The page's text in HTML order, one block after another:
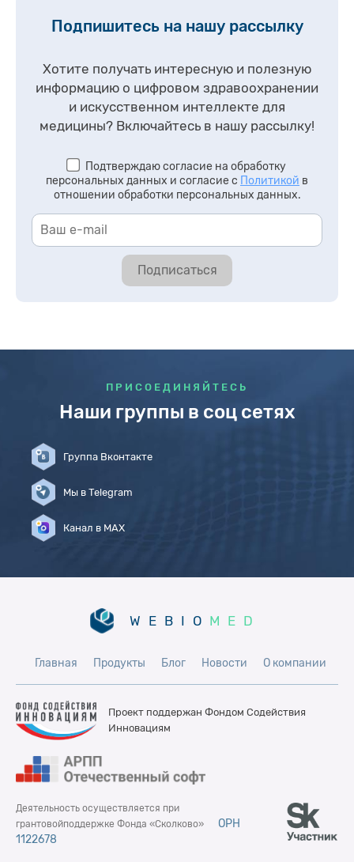
Подпишитесь на нашу рассылку
Хотите получать интересную и полезную
информацию о цифровом здравоохранении
и искусственном интеллекте для
медицины? Включайтесь в нашу рассылку!
Подтверждаю согласие на обработку
персональных данных и согласие с Политикой в
отношении обработки персональных данных.
Подписаться
ПРИСОЕДИНЯЙТЕСЬ
Наши группы в соц сетях
Группа Вконтакте
Мы в Telegram
Канал в MAX
WEBIO MED
Главная Продукты Блог Новости О компании
Проект поддержан Фондом Содействия
Инновациям
Деятельность осуществляется при
грантовойподдержке Фонда «Сколково»
ОРН
1122678